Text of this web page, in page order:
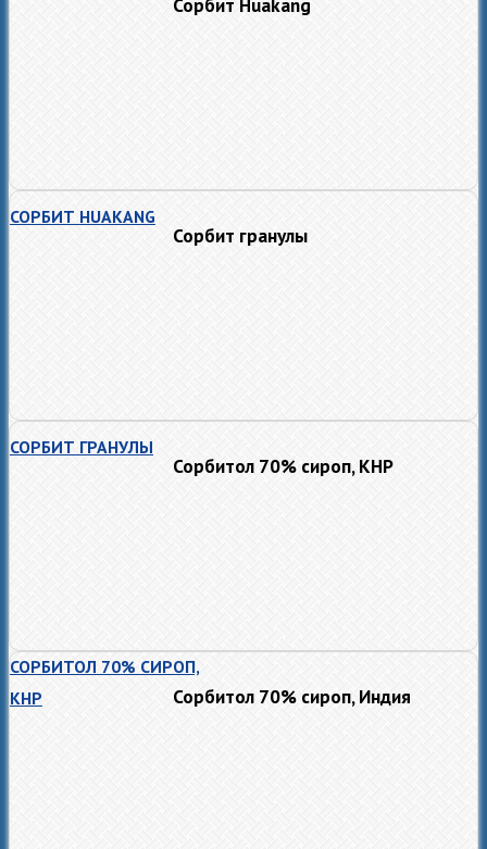
СОРБИТ HUAKANG
Сорбит гранулы
СОРБИТ ГРАНУЛЫ
Сорбитол 70% сироп, КНР
СОРБИТОЛ 70% СИРОП,
КНР
Сорбитол 70% сироп, Индия